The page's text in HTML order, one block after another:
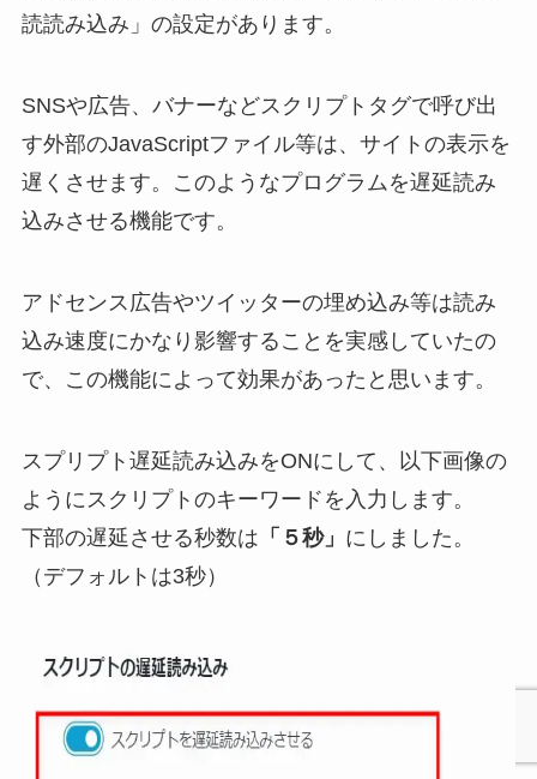
読読み込み」の設定があります。
SNSや広告、バナーなどスクリプトタグで呼び出
す外部のJavaScriptファイル等は、サイトの表示を
遅くさせます。このようなプログラムを遅延読み
込みさせる機能です。
アドセンス広告やツイッターの埋め込み等は読み
込み速度にかなり影響することを実感していたの
で、この機能によって効果があったと思います。
スプリプト遅延読み込みをONにして、以下画像の
ようにスクリプトのキーワードを入力します。
下部の遅延させる秒数は 「５秒」 にしました。
（デフォルトは3秒）